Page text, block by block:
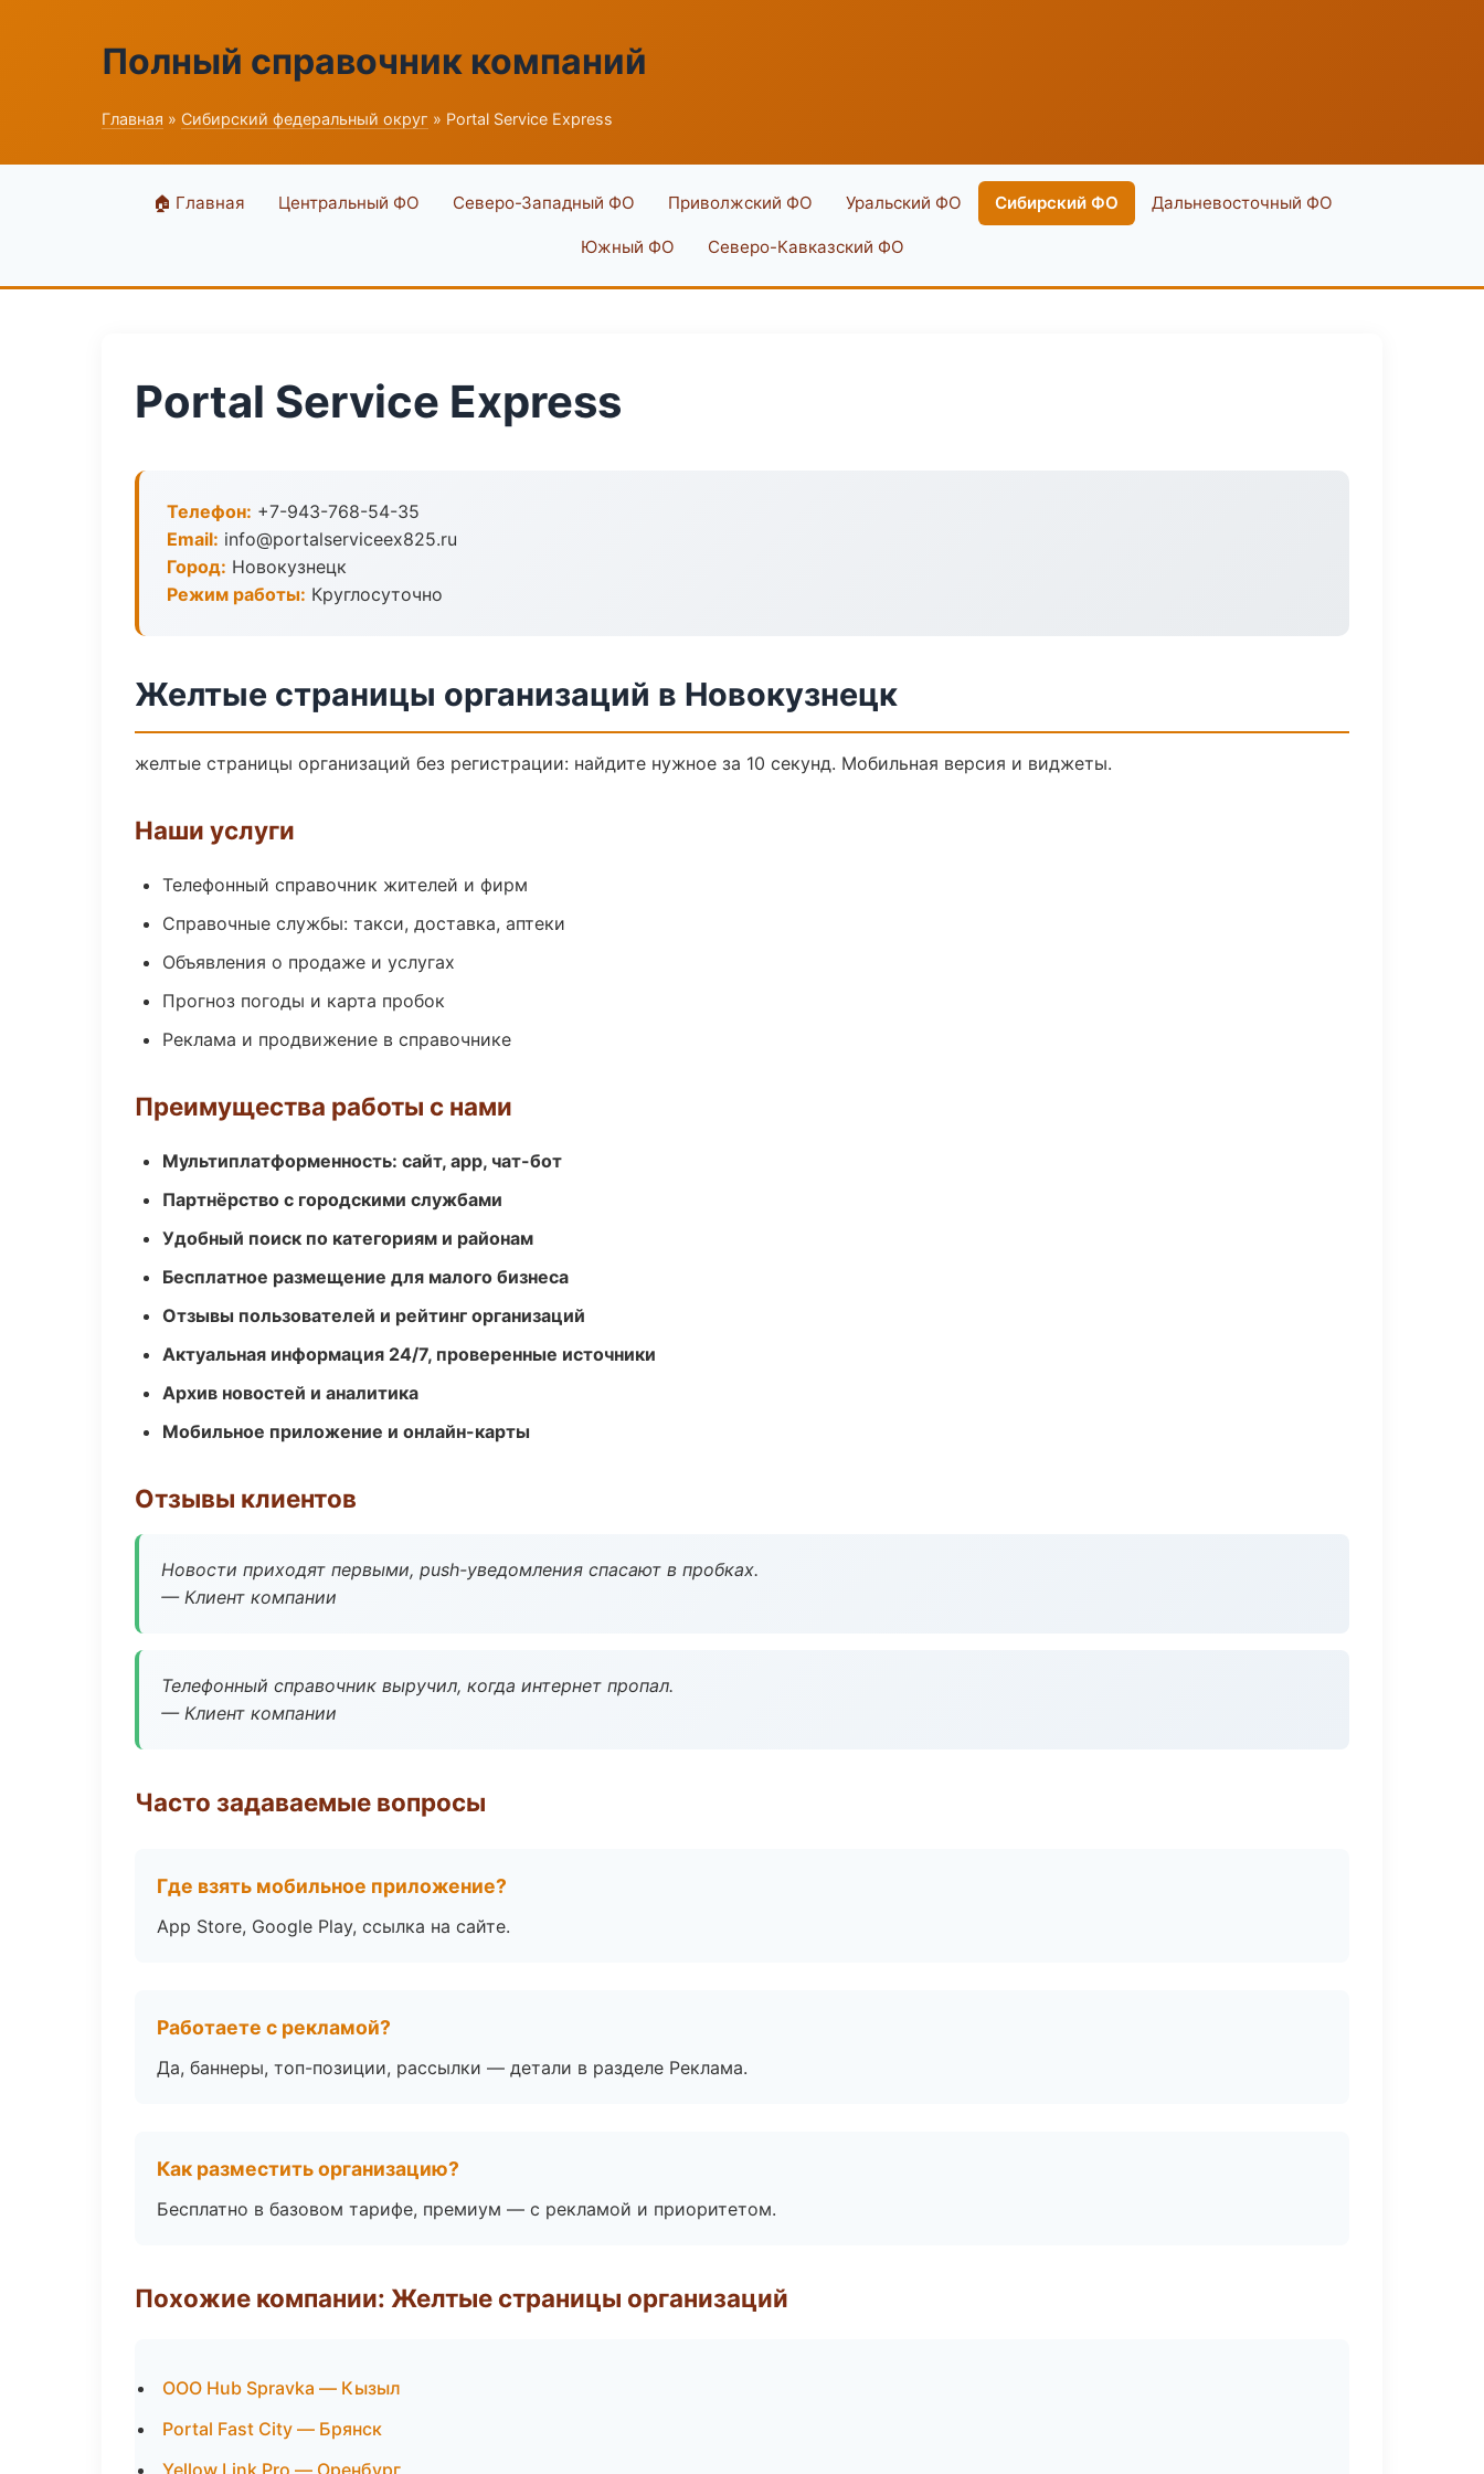
Полный справочник компаний
Главная » Сибирский федеральный округ » Portal Service Express
🏠 Главная Центральный ФО Северо-Западный ФО Приволжский ФО Уральский ФО Сибирский ФО Дальневосточный ФО
Южный ФО Северо-Кавказский ФО
Portal Service Express
Телефон: +7-943-768-54-35
Email: info@portalserviceex825.ru
Город: Новокузнецк
Режим работы: Круглосуточно
Желтые страницы организаций в Новокузнецк
желтые страницы организаций без регистрации: найдите нужное за 10 секунд. Мобильная версия и виджеты.
Наши услуги
Телефонный справочник жителей и фирм
Справочные службы: такси, доставка, аптеки
Объявления о продаже и услугах
Прогноз погоды и карта пробок
Реклама и продвижение в справочнике
Преимущества работы с нами
Мультиплатформенность: сайт, app, чат-бот
Партнёрство с городскими службами
Удобный поиск по категориям и районам
Бесплатное размещение для малого бизнеса
Отзывы пользователей и рейтинг организаций
Актуальная информация 24/7, проверенные источники
Архив новостей и аналитика
Мобильное приложение и онлайн-карты
Отзывы клиентов
Новости приходят первыми, push-уведомления спасают в пробках.
— Клиент компании
Телефонный справочник выручил, когда интернет пропал.
— Клиент компании
Часто задаваемые вопросы
Где взять мобильное приложение?
App Store, Google Play, ссылка на сайте.
Работаете с рекламой?
Да, баннеры, топ-позиции, рассылки — детали в разделе Реклама.
Как разместить организацию?
Бесплатно в базовом тарифе, премиум — с рекламой и приоритетом.
Похожие компании: Желтые страницы организаций
ООО Hub Spravka — Кызыл
Portal Fast City — Брянск
Yellow Link Pro — Оренбург